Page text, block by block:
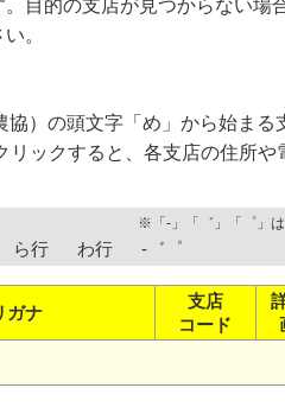
目的の支店が見つからない場合
。
）の頭文字「め」から始まる
ックすると、各支店の住所や
※「-」「゛」「゜」
ら行 わ行 -゛゜
ガナ
支店
コード